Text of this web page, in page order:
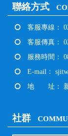
聯絡方式
客服專線：
客服傳真：
服務時間：
E-mail：
地 址： 新
社群